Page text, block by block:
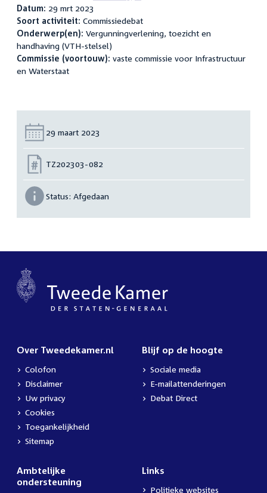
Datum: 29 mrt 2023
Soort activiteit: Commissiedebat
Onderwerp(en): Vergunningverlening, toezicht en
handhaving (VTH-stelsel)
Commissie (voortouw): vaste commissie voor Infrastructuur
en Waterstaat
Datum:
29 maart 2023
Nummer:
TZ202303-082
Status: Afgedaan
Over Tweedekamer.nl
Colofon
Disclaimer
Uw privacy
Cookies
Toegankelijkheid
Sitemap
Blijf op de hoogte
Sociale media
E-mailattenderingen
Debat Direct
Ambtelijke
ondersteuning
Links
Politieke websites